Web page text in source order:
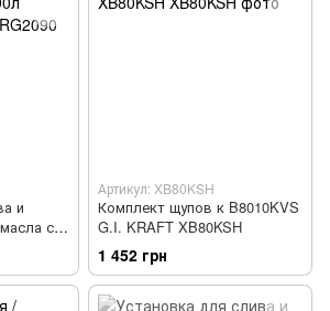
и
с
Артикул: XB80KSH
Комплект щупов к B8010KVS
G.I. KRAFT XB80KSH
1 452 грн